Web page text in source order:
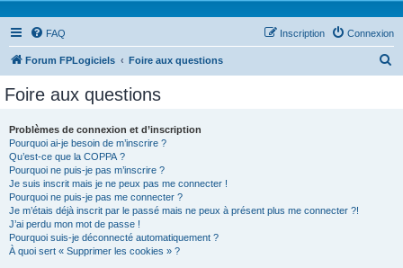
FAQ Connexion
Inscription
Forum FPLogiciels Foire aux questions
Foire aux questions
Problèmes de connexion et d’inscription
Pourquoi ai-je besoin de m’inscrire ?
Qu’est-ce que la COPPA ?
Pourquoi ne puis-je pas m’inscrire ?
Je suis inscrit mais je ne peux pas me connecter !
Pourquoi ne puis-je pas me connecter ?
Je m’étais déjà inscrit par le passé mais ne peux à présent plus me connecter ?!
J’ai perdu mon mot de passe !
Pourquoi suis-je déconnecté automatiquement ?
À quoi sert « Supprimer les cookies » ?